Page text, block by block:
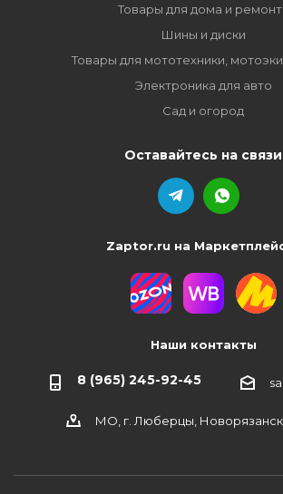
Товары для дома и
Шины и диски
Товары для мототехники,
Электроника для авто
Сад и огород
Оставайтесь на связи
Zaptor.ru на
Наши контакты
8 (965) 245-92-45
МО, г. Люберцы,